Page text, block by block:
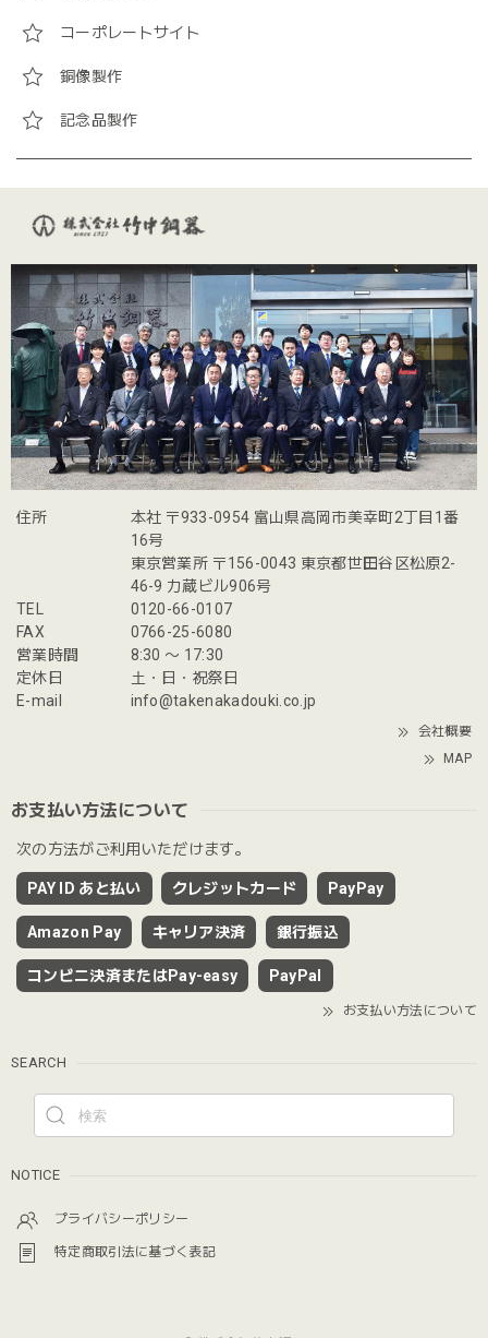
コーポレートサイト
銅像製作
記念品製作
住所
本社 〒933-0954 富山県高岡市美幸町2丁目1番
16号
東京営業所 〒156-0043 東京都世田谷区松原2-
46-9 力蔵ビル906号
TEL
0120-66-0107
FAX
0766-25-6080
営業時間
8:30 〜 17:30
定休日
土・日・祝祭日
E-mail
info@takenakadouki.co.jp
会社概要
MAP
お支払い方法について
次の方法がご利用いただけます。
PAY ID あと払い クレジットカード PayPay
Amazon Pay キャリア決済 銀行振込
コンビニ決済またはPay-easy PayPal
お支払い方法について
SEARCH
NOTICE
プライバシーポリシー
特定商取引法に基づく表記